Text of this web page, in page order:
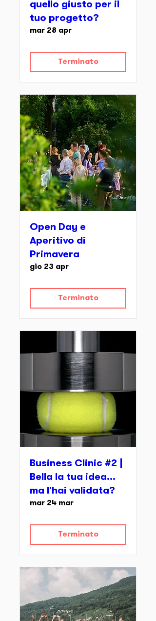
quello giusto per il
tuo progetto?
mar 28 apr
Terminato
Open Day e
Aperitivo di
Primavera
gio 23 apr
Terminato
Business Clinic #2 |
Bella la tua idea...
ma l'hai validata?
mar 24 mar
Terminato